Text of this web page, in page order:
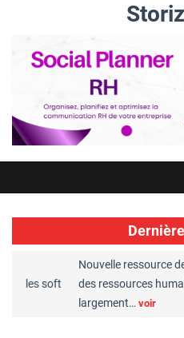
les soft
Nouvelle ressource de
des ressources
largement…voir